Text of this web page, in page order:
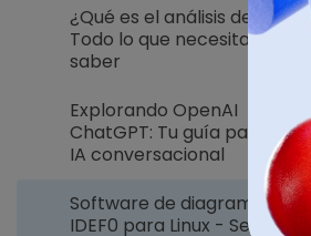
¿Qué es el análisis de IA?
Todo lo que necesitas
saber
Explorando OpenAI
ChatGPT: Tu guía para la
IA conversacional
Software de diagramas
IDEF0 para Linux - Sencillo